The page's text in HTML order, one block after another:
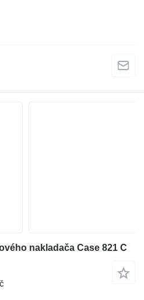
nakladača Case 821 C